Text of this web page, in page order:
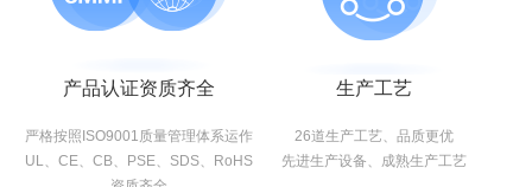
产品认证资质齐全
严格按照ISO9001质量管理体系运作
UL、CE、CB、PSE、SDS、RoHS
生产工艺
26道生产工艺、品质更优
先进生产设备、成熟生产工艺